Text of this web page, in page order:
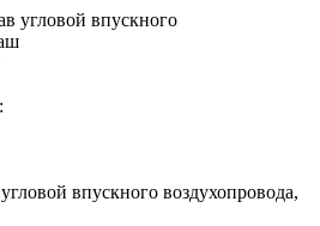
впускного воздухопровода,